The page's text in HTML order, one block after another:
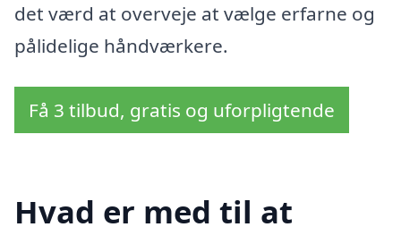
det værd at overveje at vælge erfarne og
pålidelige håndværkere.
Få 3 tilbud, gratis og uforpligtende
Hvad er med til at